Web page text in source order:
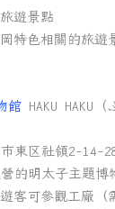
遊景點
特色相關的旅遊
館 HAKU HAKU
東区社領2-14-
的明太子主題博
客可參觀工廠（